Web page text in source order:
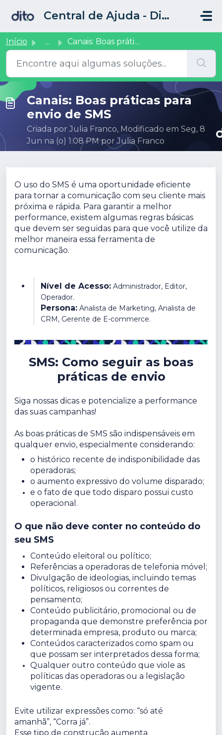
Central de Ajuda - Dito CRM
Início ... Canais: Boas práticas para envio de SMS
Canais: Boas práticas para
envio de SMS
Criada por Julia Franco, Modificado em Seg, 8
Jun na (o) 1:08 PM por Julia Franco
O uso do SMS é uma oportunidade eficiente
para tornar a comunicação com seu cliente mais
próxima e rápida. Para garantir a melhor
performance, existem algumas regras básicas
que devem ser seguidas para que você utilize da
melhor maneira essa ferramenta de
comunicação.
Nível de Acesso: Administrador, Editor,
Operador.
Persona: Analista de Marketing, Analista de
CRM, Gerente de E-commerce.
SMS: Como seguir as boas
práticas de envio
Siga nossas dicas e potencialize a performance
das suas campanhas!
As boas práticas de SMS são indispensáveis em
qualquer envio, especialmente considerando:
o histórico recente de indisponibilidade das
operadoras;
o aumento expressivo do volume disparado;
e o fato de que todo disparo possui custo
operacional.
O que não deve conter no conteúdo do
seu SMS
Conteúdo eleitoral ou político;
Referências a operadoras de telefonia móvel;
Divulgação de ideologias, incluindo temas
políticos, religiosos ou correntes de
pensamento;
Conteúdo publicitário, promocional ou de
propaganda que demonstre preferência por
determinada empresa, produto ou marca;
Conteúdos caracterizados como spam ou
que possam ser interpretados dessa forma;
Qualquer outro conteúdo que viole as
políticas das operadoras ou a legislação
vigente.
Evite utilizar expressões como: “só até
amanhã”, “Corra já”.
Esse tipo de construção aumenta